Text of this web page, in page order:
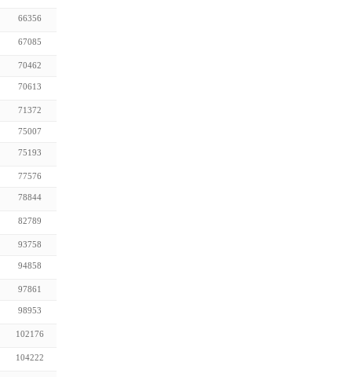
66356
67085
70462
70613
71372
75007
75193
77576
78844
82789
93758
94858
97861
98953
102176
104222